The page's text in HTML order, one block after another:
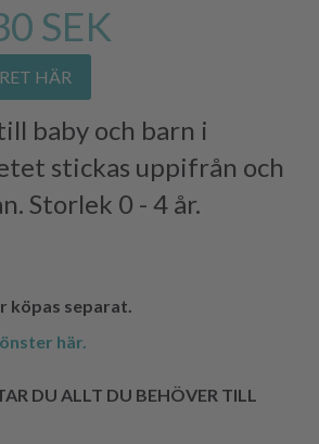
SEK
HÄR
baby och barn i
stickas uppifrån och
Storlek 0 - 4 år.
köpas separat.
här.
DU ALLT DU BEHÖVER TILL